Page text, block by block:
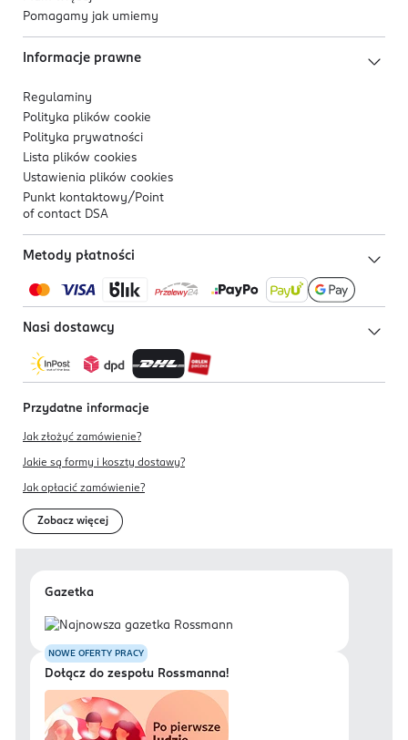
Pomagamy jak umiemy
Informacje prawne
Regulaminy
Polityka plików cookie
Polityka prywatności
Lista plików cookies
Ustawienia plików cookies
Punkt kontaktowy/ Point
of contact DSA
Metody płatności
Nasi dostawcy
Przydatne informacje
Jak złożyć zamówienie?
Jakie są formy i koszty dostawy?
Jak opłacić zamówienie?
Zobacz więcej
Gazetka
NOWE OFERTY PRACY
Dołącz do zespołu Rossmanna!